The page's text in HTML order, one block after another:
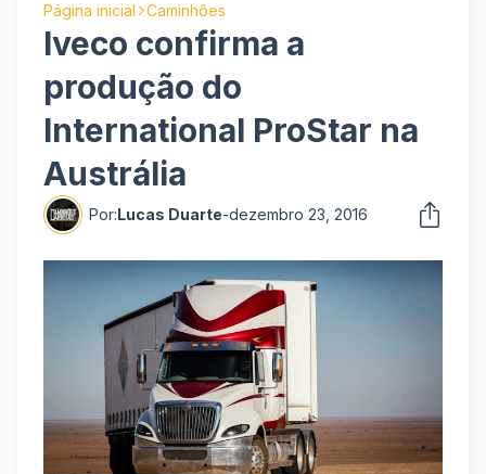
Página inicial Caminhões
Iveco confirma a
produção do
International ProStar na
Austrália
Por:Lucas Duarte-dezembro 23, 2016